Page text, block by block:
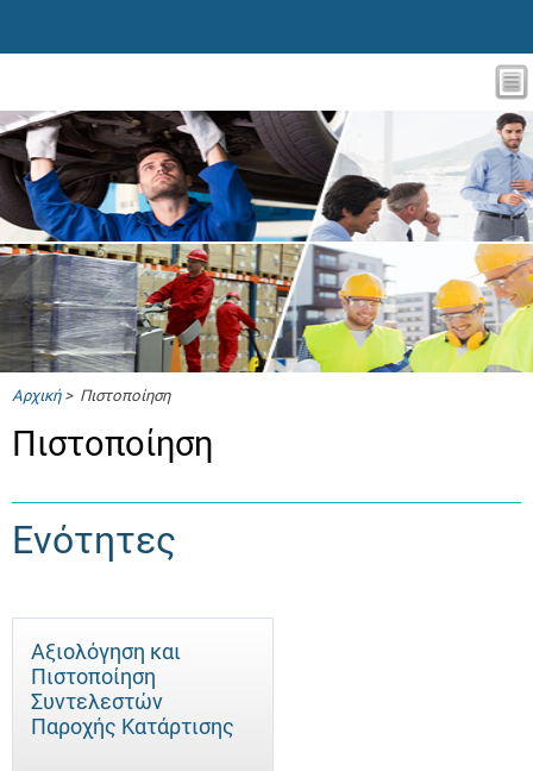
Αρχική> Πιστοποίηση
Πιστοποίηση
Ενότητες
Αξιολόγηση και
Πιστοποίηση
Συντελεστών
Παροχής Κατάρτισης